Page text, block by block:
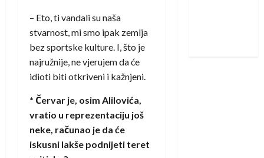
– Eto, ti vandali su naša
stvarnost, mi smo ipak zemlja
bez sportske kulture. I, što je
najružnije, ne vjerujem da će
idioti biti otkriveni i kažnjeni.
* Červar je, osim Alilovića,
vratio u reprezentaciju još
neke, računao je da će
iskusni lakše podnijeti teret